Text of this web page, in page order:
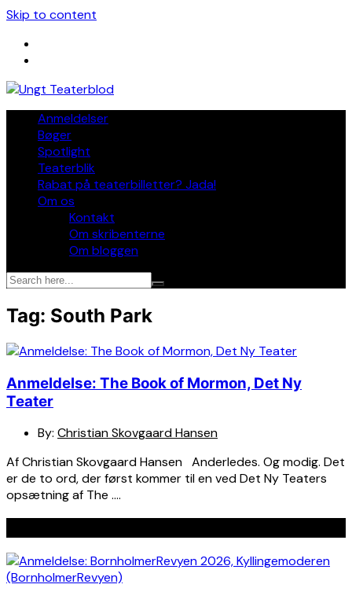
Skip to content
Anmeldelser
Bøger
Spotlight
Teaterblik
Rabat på teaterbilletter? Jada!
Om os
Kontakt
Om skribenterne
Om bloggen
Tag: South Park
Anmeldelse: The Book of Mormon, Det Ny
Teater
By: Christian Skovgaard Hansen
Af Christian Skovgaard Hansen Anderledes. Og modig. Det
er de to ord, der først kommer til en ved Det Ny Teaters
opsætning af The ….